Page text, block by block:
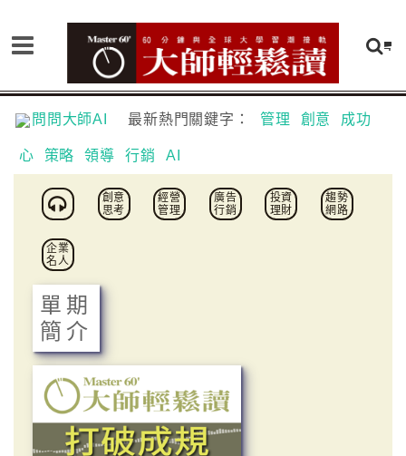
問問大師AI 最新熱門關鍵字： 管理 創意 成功
心 策略 領導 行銷 AI
創意
思考
經營
管理
廣告
行銷
投資
理財
趨勢
網路
企業
名人
單期
簡介